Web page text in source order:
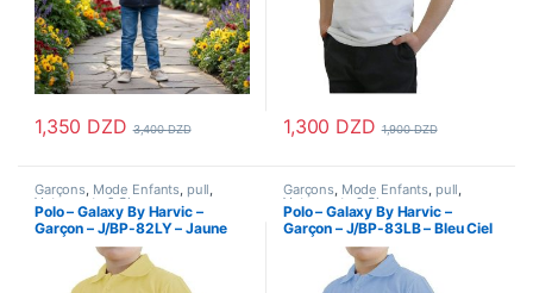
1,350 DZD 3,400DZD
Ce produit a plusieurs variations. Les options peuvent être
1,300 DZD 1,900DZD
Ce produit a plusieurs
Garçons, Mode Enfants, pull,
Vetements & Chaussures
Vetements Enfants
Polo – Galaxy By Harvic –
Garçon – J/BP-82LY – Jaune
Garçons, Mode Enfants, pull,
Vetements & Chaussures
Vetements Enfants
Polo – Galaxy By Harvic –
Garçon – J/BP-83LB – Bleu Ciel